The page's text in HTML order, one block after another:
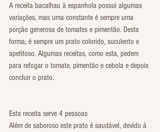
A receita bacalhau à espanhola possui algumas
variações, mas uma constante é sempre uma
porção generosa de tomates e pimentão. Desta
forma, é sempre um prato colorido, suculento e
apetitoso. Algumas receitas, como esta, pedem
para refogar o tomate, pimentão e cebola e depois
concluir o prato.
Esta receita serve 4 pessoas
Além de saboroso este prato é saudável, devido á